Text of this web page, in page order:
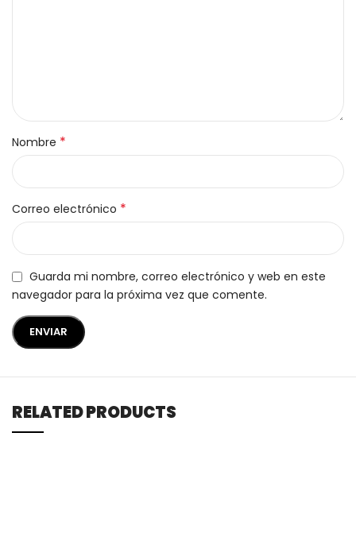
Nombre *
Correo electrónico *
Guarda mi nombre, correo electrónico y web en este
navegador para la próxima vez que comente.
RELATED PRODUCTS